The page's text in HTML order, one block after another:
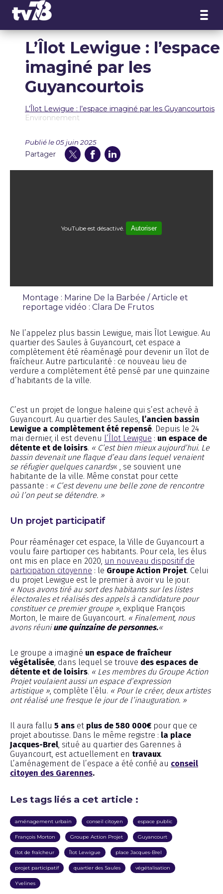
L’Îlot Lewigue : l’espace
imaginé par les
Guyancourtois
L’Îlot Lewigue : l’espace imaginé par les Guyancourtois
Environnement
Publié le 05 juin 2025
Partager
YouTube est désactivé. Autoriser
Montage : Marine De la Barbée / Article et
reportage vidéo : Clara De Frutos
Ne l’appelez plus bassin Lewigue, mais Îlot Lewigue. Au
quartier des Saules à Guyancourt, cet espace a
complètement été réaménagé pour devenir un îlot de
fraîcheur. Autre particularité : ce nouveau lieu de
verdure a complètement été pensé par une quinzaine
d’habitants de la ville.
C’est un projet de longue haleine qui s’est achevé à
Guyancourt. Au quartier des Saules, l’ancien bassin
Lewigue a complètement été repensé. Depuis le 24
mai dernier, il est devenu l’Îlot Lewigue : un espace de
détente et de loisirs. « C’est bien mieux aujourd’hui. Le
bassin devenait une flaque d’eau dans lequel venaient
se réfugier quelques canards« , se souvient une
habitante de la ville. Même constat pour cette
passante : « C’est devenu une belle zone de rencontre
où l’on peut se détendre. »
Un projet participatif
Pour réaménager cet espace, la Ville de Guyancourt a
voulu faire participer ces habitants. Pour cela, les élus
ont mis en place en 2020, un nouveau dispositif de
participation citoyenne : le Groupe Action Projet. Celui
du projet Lewigue est le premier à avoir vu le jour.
« Nous avons tiré au sort des habitants sur les listes
électorales et réalisés des appels à candidature pour
constituer ce premier groupe » , explique François
Morton, le maire de Guyancourt. « Finalement, nous
avons réuniune quinzaine de personnes.«
Le groupe a imaginé un espace de fraîcheur
végétalisée , dans lequel se trouve des espaces de
détente et de loisirs. « Les membres du Groupe Action
Projet voulaient aussi un espace d’expression
artistique » , complète l’élu. « Pour le créer, deux artistes
ont réalisé une fresque le jour de l’inauguration. »
Il aura fallu 5 ans et plus de 580 000€ pour que ce
projet aboutisse. Dans le même registre : la place
Jacques-Brel , situé au quartier des Garennes à
Guyancourt, est actuellement en travaux.
L’aménagement de l’espace a été confié au conseil
citoyen des Garennes.
Les tags liés a cet article :
aménagement urbain conseil citoyen espace public
François Morton Groupe Action Projet Guyancourt
îlot de fraîcheur Îlot Lewigue place Jacques-Brel
projet participatif quartier des Saules végétalisation
Yvelines
Panneau de gestion des cookies